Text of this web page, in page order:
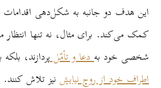
این هدف دو جانبه به شکل‌دهی اقدامات
کمک می‌کند. برای مثال، نه تنها انتظار
شخصی خود بهدعا و تأمّلپردازند،
اطراف خود از روح نیایشنیز تلاش